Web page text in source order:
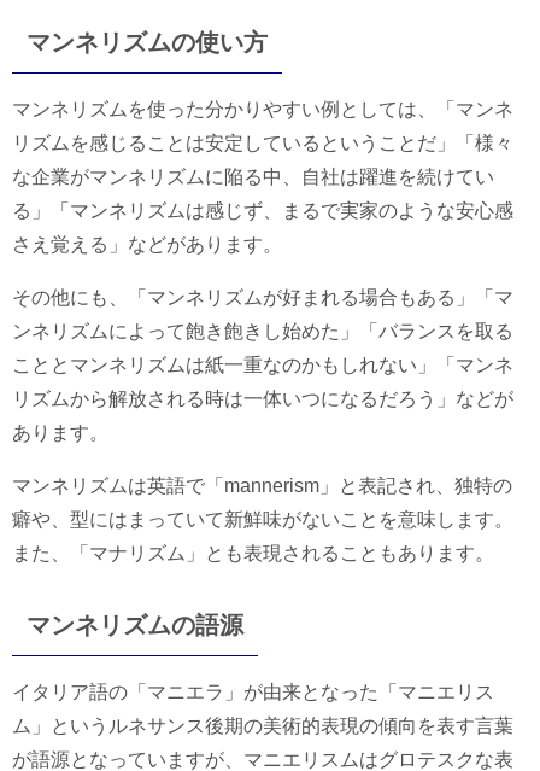
マンネリズムの使い方
マンネリズムを使った分かりやすい例としては、「マンネ
リズムを感じることは安定しているということだ」「様々
な企業がマンネリズムに陥る中、自社は躍進を続けてい
る」「マンネリズムは感じず、まるで実家のような安心感
さえ覚える」などがあります。
その他にも、「マンネリズムが好まれる場合もある」「マ
ンネリズムによって飽き飽きし始めた」「バランスを取る
こととマンネリズムは紙一重なのかもしれない」「マンネ
リズムから解放される時は一体いつになるだろう」などが
あります。
マンネリズムは英語で「mannerism」と表記され、独特の
癖や、型にはまっていて新鮮味がないことを意味します。
また、「マナリズム」とも表現されることもあります。
マンネリズムの語源
イタリア語の「マニエラ」が由来となった「マニエリス
ム」というルネサンス後期の美術的表現の傾向を表す言葉
が語源となっていますが、マニエリスムはグロテスクな表